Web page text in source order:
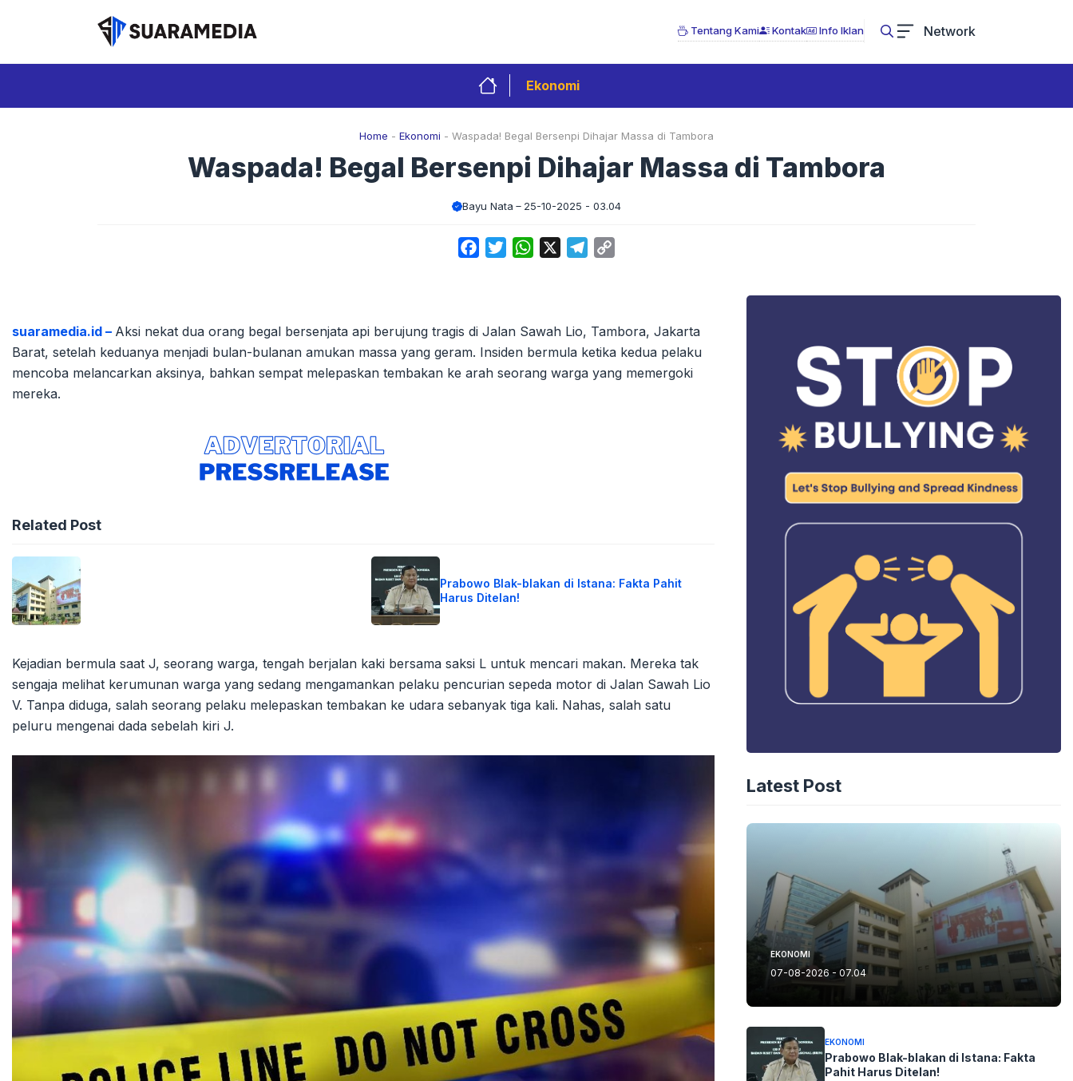
Tentang Kami Kontak Info Iklan Network
Ekonomi
Home - Ekonomi - Waspada! Begal Bersenpi Dihajar Massa di Tambora
Waspada! Begal Bersenpi Dihajar Massa di Tambora
Bayu Nata 25-10-2025 - 03.04
FacebookTwitterWhatsApp Telegram
suaramedia.id – Aksi nekat dua orang begal bersenjata api berujung tragis di Jalan Sawah Lio, Tambora, Jakarta
Barat, setelah keduanya menjadi bulan-bulanan amukan massa yang geram. Insiden bermula ketika kedua pelaku
mencoba melancarkan aksinya, bahkan sempat melepaskan tembakan ke arah seorang warga yang memergoki
mereka.
Related Post
Prabowo Blak-blakan di Istana: Fakta Pahit
Harus Ditelan!
Kejadian bermula saat J, seorang warga, tengah berjalan kaki bersama saksi L untuk mencari makan. Mereka tak
sengaja melihat kerumunan warga yang sedang mengamankan pelaku pencurian sepeda motor di Jalan Sawah Lio
V. Tanpa diduga, salah seorang pelaku melepaskan tembakan ke udara sebanyak tiga kali. Nahas, salah satu
peluru mengenai dada sebelah kiri J.
Latest Post
EKONOMI
07-08-2026 - 07.04
EKONOMI
Prabowo Blak-blakan di Istana: Fakta
Pahit Harus Ditelan!